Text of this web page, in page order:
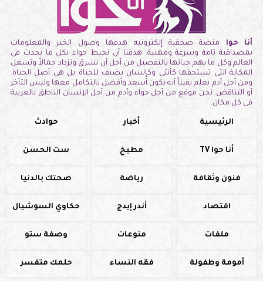
أنا حوا منصة صحفية إلكترونيه هدفها وصول الخبر والمعلومات
بمصداقية تامة وسرعة ومهنية. هدفنا أن نحيط حواء بكل ما يحدث فى
العالم وكل ما يهم حياتها بالتفصيل من أجل أن تشرق وتزداد جمالاً وتشغل
المكانة التى تستحقها كأنثى وكإنسان يضيف للحياة بل هى أصل الحياة.
ومن أجل آدم يعلم يقيناً أنه يكون أسعد وأفضل بالتكامل معها وليس التأخر
أو التناقض. نحن موقع من أجل حواء وآدم من أجل الإنسان الناطق بالعربية
فى كل مكان.
الرئيسية أخبار حوادث
أنا حوا TV مطبخ ست الحسن
فنون وثقافة رياضة صحتك بالدنيا
اقتصاد أندر إيدج حكاوي السوشيال
ملفات منوعات وصفة ستو
أمومة وطفولة فقه النساء حلمك متفسر